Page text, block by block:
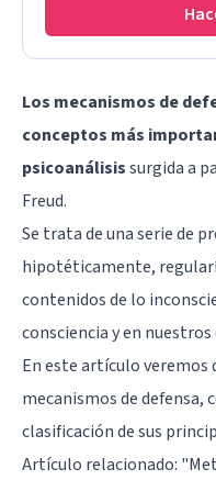
Los mecanismos de
conceptos más
psicoanálisissurgida a
Freud.
Se trata de una serie de
hipotéticamente,
contenidos de lo
consciencia y en
En este artículo veremos
mecanismos de defensa,
clasificación de sus
Artículo relacionado: